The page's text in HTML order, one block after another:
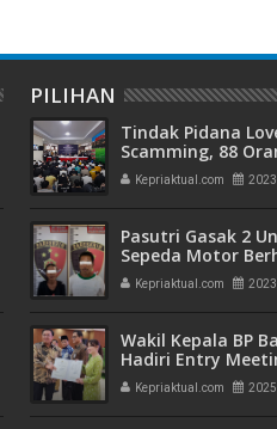
PILIHAN
Tindak Pidana
Scamming, 88
Pelaku Ditangkap
Kepri dan Polisi
Kepriaktual.com
Pasutri Gasak 2
Sepeda Motor
Ringkus Polisi
Kepriaktual.com
Wakil Kepala BP
Hadiri Entry
Komitmen
Pengelolaan
Kepriaktual.com